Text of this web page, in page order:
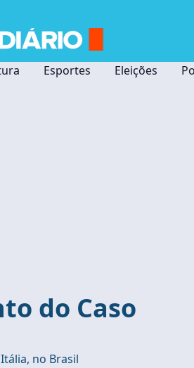
Esportes Eleições
do Caso
no Brasil